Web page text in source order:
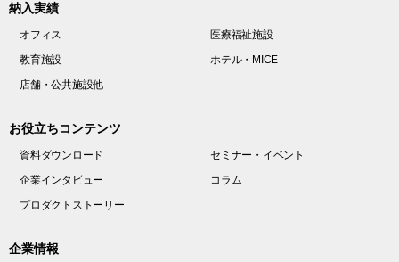
納入実績
オフィス
医療福祉施設
教育施設
ホテル・MICE
店舗・公共施設他
お役立ちコンテンツ
資料ダウンロード
セミナー・イベント
企業インタビュー
コラム
プロダクトストーリー
企業情報